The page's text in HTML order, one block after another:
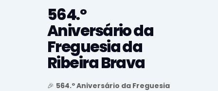
564.º
Aniversário da
Freguesia da
Ribeira Brava
🎉 564.º Aniversário da Freguesia